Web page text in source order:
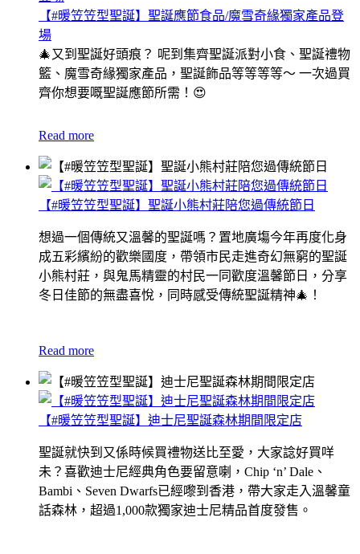
【#暖笠笠型聖誕】聖誕應節食品/魔雪奇緣獨家產品登
場
🎄又到聖誕好頭痕？ 呢到集齊聖誕派對小食、聖誕禮物
籃、魔雪奇緣獨家產品，聖誕飾品等等等等～ 一次過買
齊你想要嘅聖誕應節所需！😍
Read more
【#暖笠笠型聖誕】聖誕小熊村莊陪您過傳統節日
想過一個傳統又溫馨的聖誕嗎？置地廣塲今年再度化身
成五彩繽紛的歡樂國度，帶領市民走進奇幻無窮的聖誕
小熊村莊，與鬼馬精靈的村民一同歡度溫馨節日，分享
冬日佳節的無盡喜悅，同時感受傳統聖誕精神🎄！
Read more
【#暖笠笠型聖誕】迪士尼聖誕森林期間限定店
聖誕就快到又係時候買禮物送比至愛，大家諗好買咩
未？喜歡迪士尼經典角色要留意喇，Chip ‘n’ Dale、
Bambi、Seven Dwarfs已經嚟到香港，帶大家走入溫馨童
話森林，超過1,000款獨家迪士尼精品首度發售。